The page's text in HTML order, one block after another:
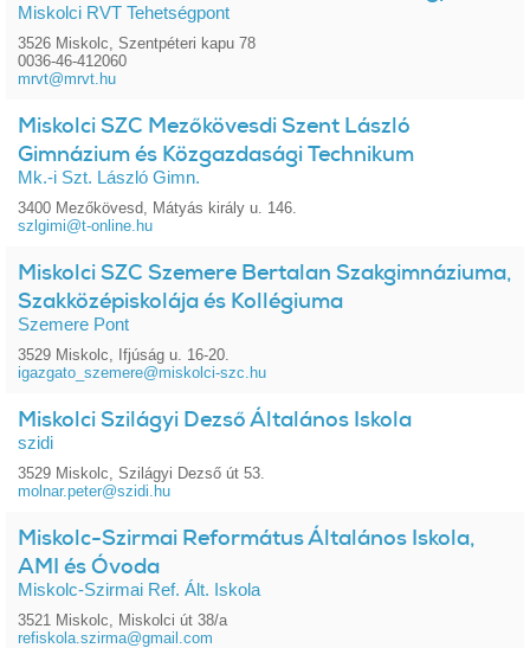
Miskolci RVT Tehetségpont
3526 Miskolc, Szentpéteri kapu 78
0036-46-412060
mrvt@mrvt.hu
Miskolci SZC Mezőkövesdi Szent László
Gimnázium és Közgazdasági Technikum
Mk.-i Szt. László Gimn.
3400 Mezőkövesd, Mátyás király u. 146.
szlgimi@t-online.hu
Miskolci SZC Szemere Bertalan Szakgimnáziuma,
Szakközépiskolája és Kollégiuma
Szemere Pont
3529 Miskolc, Ifjúság u. 16-20.
igazgato_szemere@miskolci-szc.hu
Miskolci Szilágyi Dezső Általános Iskola
szidi
3529 Miskolc, Szilágyi Dezső út 53.
molnar.peter@szidi.hu
Miskolc-Szirmai Református Általános Iskola,
AMI és Óvoda
Miskolc-Szirmai Ref. Ált. Iskola
3521 Miskolc, Miskolci út 38/a
refiskola.szirma@gmail.com